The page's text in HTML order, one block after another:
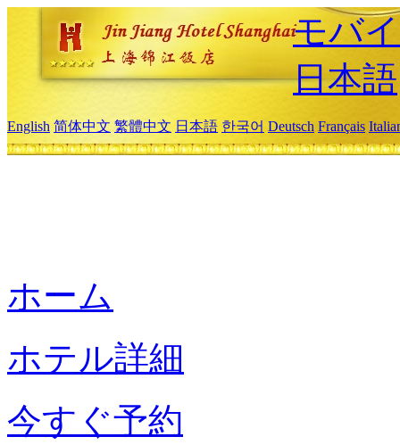
モバ
日本語
English 简体中文 繁體中文 日本語 한국어 Deutsch Français
ホーム
ホテル詳細
今すぐ予約